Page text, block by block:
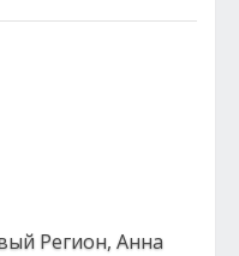
Регион, Анна